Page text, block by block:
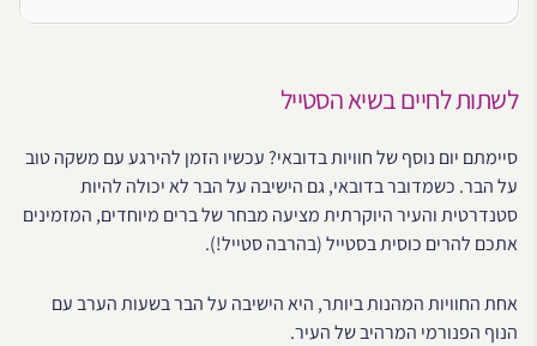
לשתות לחיים בשיא הסטייל
סיימתם יום נוסף של חוויות בדובאי? עכשיו הזמן להירגע עם משקה טוב
על הבר. כשמדובר בדובאי, גם הישיבה על הבר לא יכולה להיות
סטנדרטית והעיר היוקרתית מציעה מבחר של ברים מיוחדים, המזמינים
אתכם להרים כוסית בסטייל (בהרבה סטייל!).
אחת החוויות המהנות ביותר, היא הישיבה על הבר בשעות הערב עם
הנוף הפנורמי המרהיב של העיר.